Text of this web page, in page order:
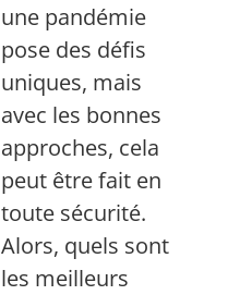
une pandémie
pose des défis
uniques, mais
avec les bonnes
approches, cela
peut être fait en
toute sécurité.
Alors, quels sont
les meilleurs